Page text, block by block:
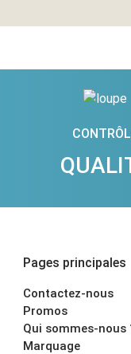
Pages principales
Contactez-nous
Promos
Qui sommes-nous
Marquage